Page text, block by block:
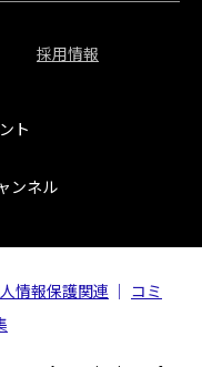
採用情報
ト
ンネル
情報保護関連
コミ